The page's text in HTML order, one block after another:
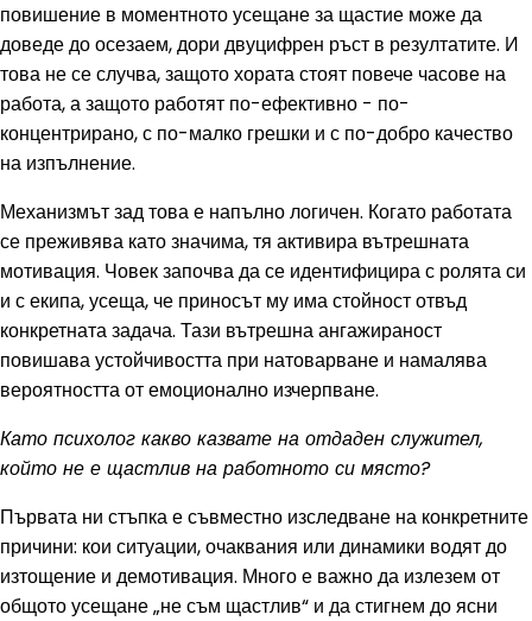
повишение в моментното усещане за щастие може да
доведе до осезаем, дори двуцифрен ръст в резултатите. И
това не се случва, защото хората стоят повече часове на
работа, а защото работят по-ефективно - по-
концентрирано, с по-малко грешки и с по-добро качество
на изпълнение.
Механизмът зад това е напълно логичен. Когато работата
се преживява като значима, тя активира вътрешната
мотивация. Човек започва да се идентифицира с ролята си
и с екипа, усеща, че приносът му има стойност отвъд
конкретната задача. Тази вътрешна ангажираност
повишава устойчивостта при натоварване и намалява
вероятността от емоционално изчерпване.
Като психолог какво казвате на отдаден служител,
който не е щастлив на работното си място?
Първата ни стъпка е съвместно изследване на конкретните
причини: кои ситуации, очаквания или динамики водят до
изтощение и демотивация. Много е важно да излезем от
общото усещане „не съм щастлив“ и да стигнем до ясни